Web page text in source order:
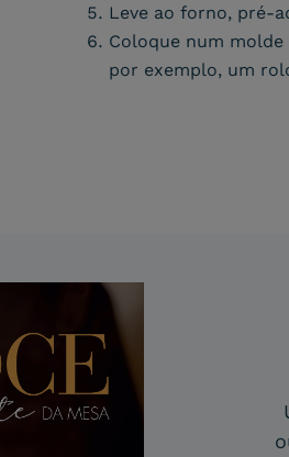
Leve ao forno, pré-
Coloque num
por exemplo, um